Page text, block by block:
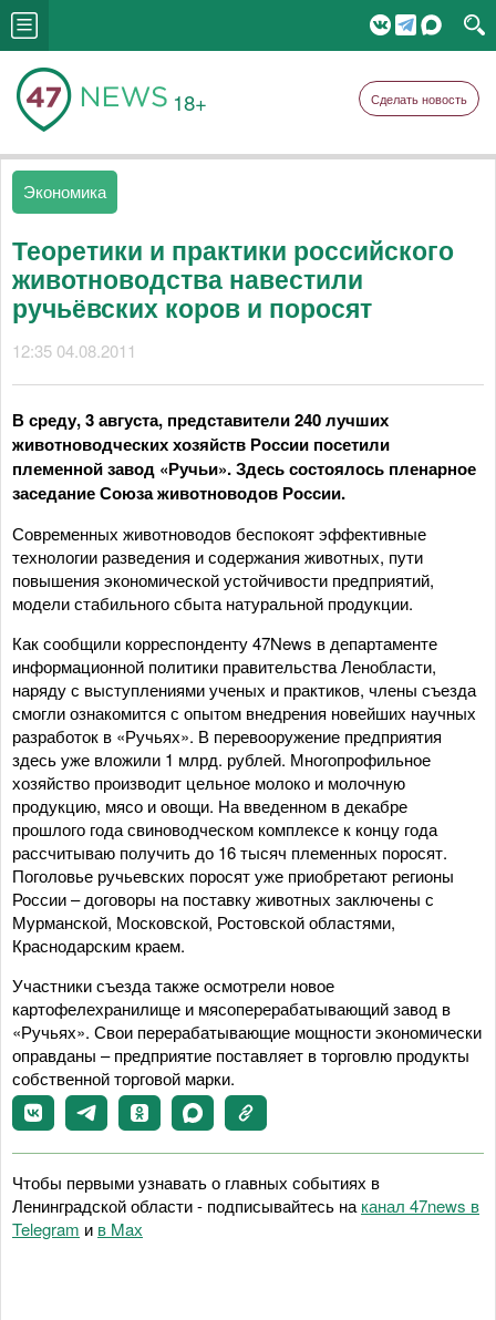
18+ Сделать новость
Экономика
Теоретики и практики российского
животноводства навестили
ручьёвских коров и поросят
12:35 04.08.2011
В среду, 3 августа, представители 240 лучших
животноводческих хозяйств России посетили
племенной завод «Ручьи». Здесь состоялось пленарное
заседание Союза животноводов России.
Современных животноводов беспокоят эффективные
технологии разведения и содержания животных, пути
повышения экономической устойчивости предприятий,
модели стабильного сбыта натуральной продукции.
Как сообщили корреспонденту 47News в департаменте
информационной политики правительства Ленобласти,
наряду с выступлениями ученых и практиков, члены съезда
смогли ознакомится с опытом внедрения новейших научных
разработок в «Ручьях». В перевооружение предприятия
здесь уже вложили 1 млрд. рублей. Многопрофильное
хозяйство производит цельное молоко и молочную
продукцию, мясо и овощи. На введенном в декабре
прошлого года свиноводческом комплексе к концу года
рассчитываю получить до 16 тысяч племенных поросят.
Поголовье ручьевских поросят уже приобретают регионы
России – договоры на поставку животных заключены с
Мурманской, Московской, Ростовской областями,
Краснодарским краем.
Участники съезда также осмотрели новое
картофелехранилище и мясоперерабатывающий завод в
«Ручьях». Свои перерабатывающие мощности экономически
оправданы – предприятие поставляет в торговлю продукты
собственной торговой марки.
Чтобы первыми узнавать о главных событиях в
Ленинградской области - подписывайтесь на канал 47news в
Telegram и в Maх